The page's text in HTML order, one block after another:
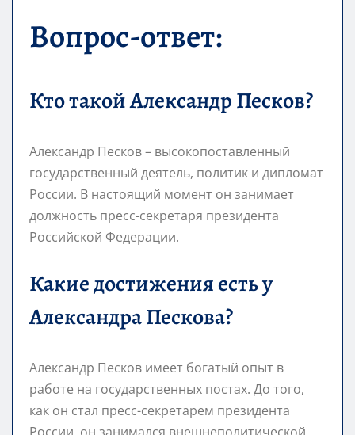
Вопрос-ответ:
Кто такой Александр Песков?
Александр Песков – высокопоставленный
государственный деятель, политик и дипломат
России. В настоящий момент он занимает
должность пресс-секретаря президента
Российской Федерации.
Какие достижения есть у
Александра Пескова?
Александр Песков имеет богатый опыт в
работе на государственных постах. До того,
как он стал пресс-секретарем президента